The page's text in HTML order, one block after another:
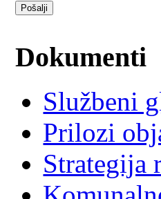
Pošalji
Dokumenti
Službeni
Prilozi
Strategija